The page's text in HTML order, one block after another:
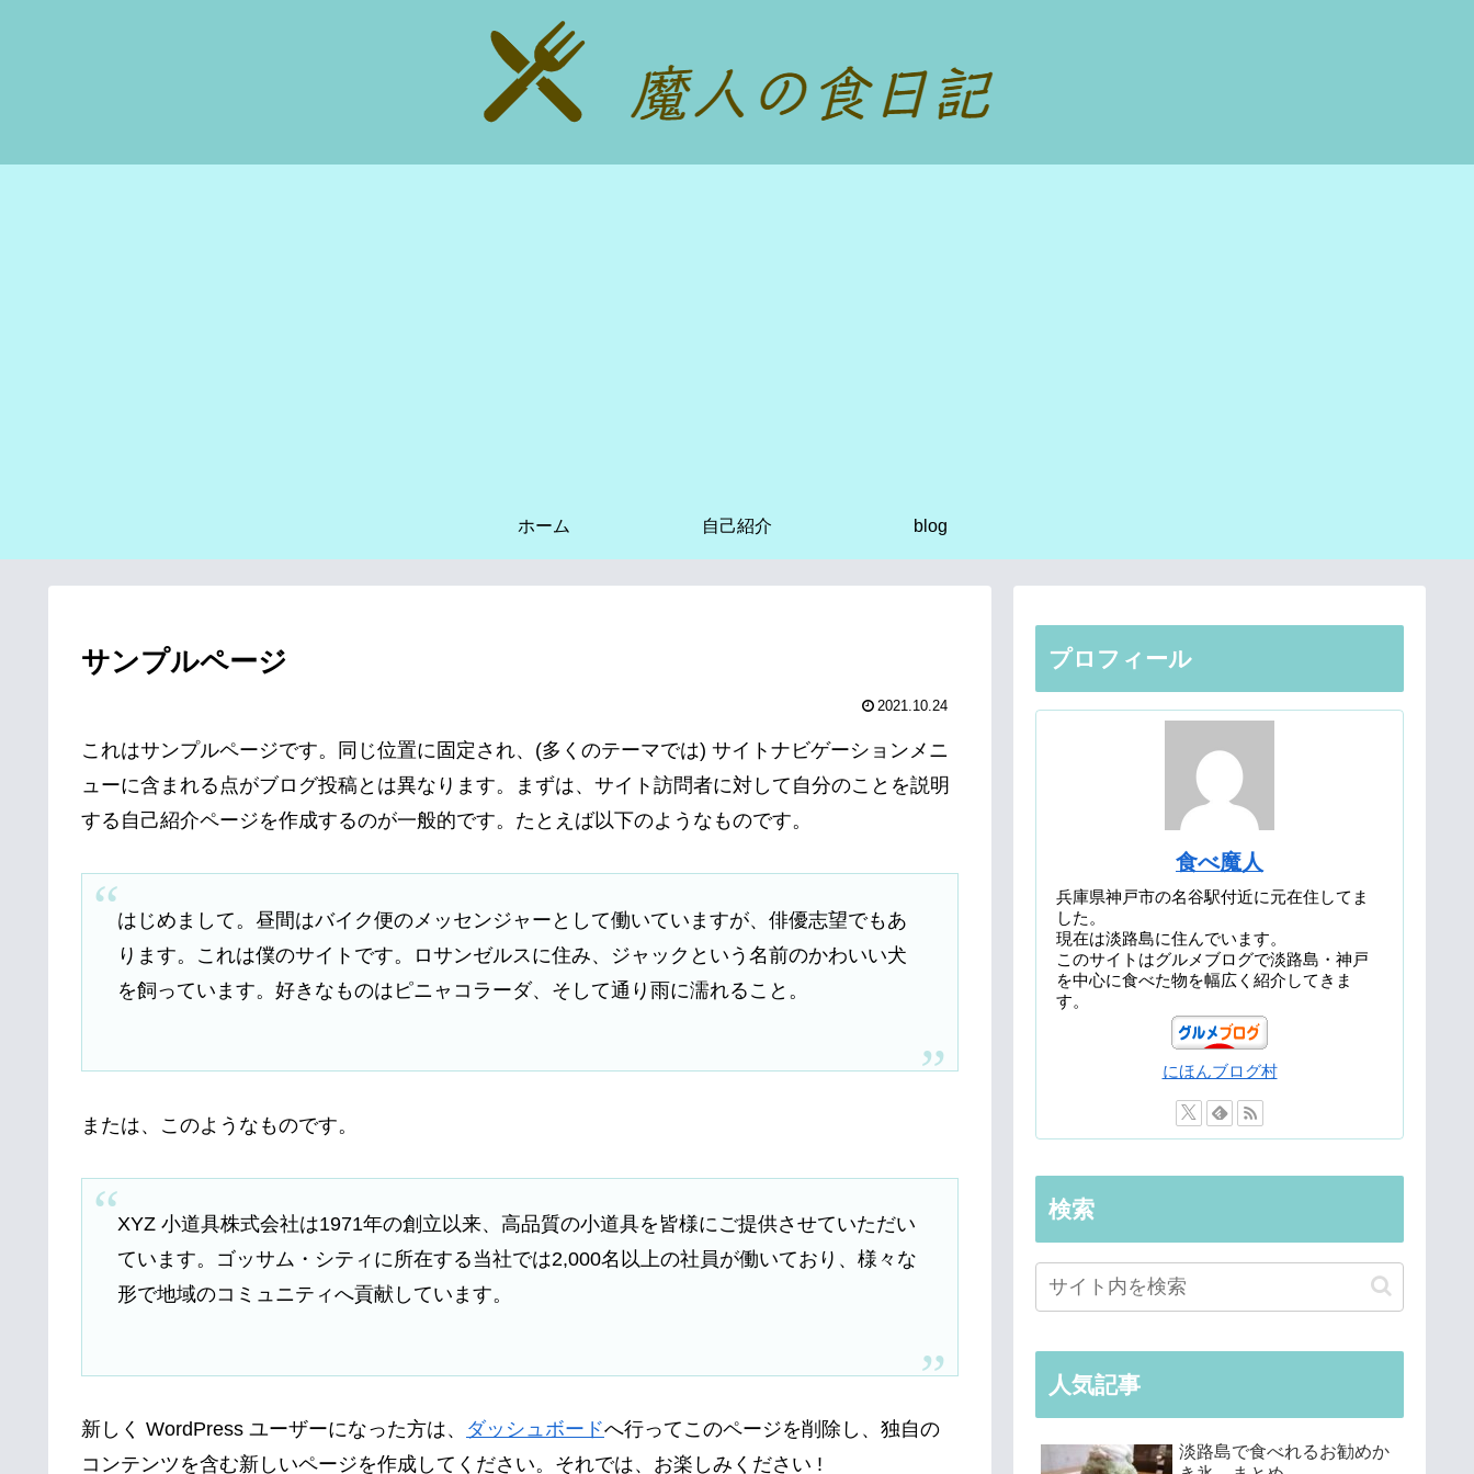
ホーム 自己紹介 blog
サンプルページ
2021.10.24
これはサンプルページです。同じ位置に固定され、(多くのテーマでは) サイトナビゲーションメニ
ューに含まれる点がブログ投稿とは異なります。まずは、サイト訪問者に対して自分のことを説明
する自己紹介ページを作成するのが一般的です。たとえば以下のようなものです。
はじめまして。昼間はバイク便のメッセンジャーとして働いていますが、俳優志望でもあ
ります。これは僕のサイトです。ロサンゼルスに住み、ジャックという名前のかわいい犬
を飼っています。好きなものはピニャコラーダ、そして通り雨に濡れること。
または、このようなものです。
XYZ 小道具株式会社は1971年の創立以来、高品質の小道具を皆様にご提供させていただい
ています。ゴッサム・シティに所在する当社では2,000名以上の社員が働いており、様々な
形で地域のコミュニティへ貢献しています。
新しく WordPress ユーザーになった方は、 ダッシュボードへ行ってこのページを削除し、独自の
コンテンツを含む新しいページを作成してください。それでは、お楽しみください !
プロフィール
食べ魔人
兵庫県神戸市の名谷駅付近に元在住してま
した。
現在は淡路島に住んでいます。
このサイトはグルメブログで淡路島・神戸
を中心に食べた物を幅広く紹介してきま
す。
にほんブログ村
検索
人気記事
淡路島で食べれるお勧めか